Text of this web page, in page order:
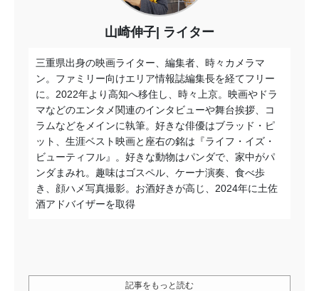
山崎伸子 ライター
三重県出身の映画ライター、編集者、時々カメラマ
ン。ファミリー向けエリア情報誌編集長を経てフリー
に。2022年より高知へ移住し、時々上京。映画やドラ
マなどのエンタメ関連のインタビューや舞台挨拶、コ
ラムなどをメインに執筆。好きな俳優はブラッド・ピ
ット、生涯ベスト映画と座右の銘は『ライフ・イズ・
ビューティフル』。好きな動物はパンダで、家中がパ
ンダまみれ。趣味はゴスペル、ケーナ演奏、食べ歩
き、顔ハメ写真撮影。お酒好きが高じ、2024年に土佐
酒アドバイザーを取得
記事をもっと読む